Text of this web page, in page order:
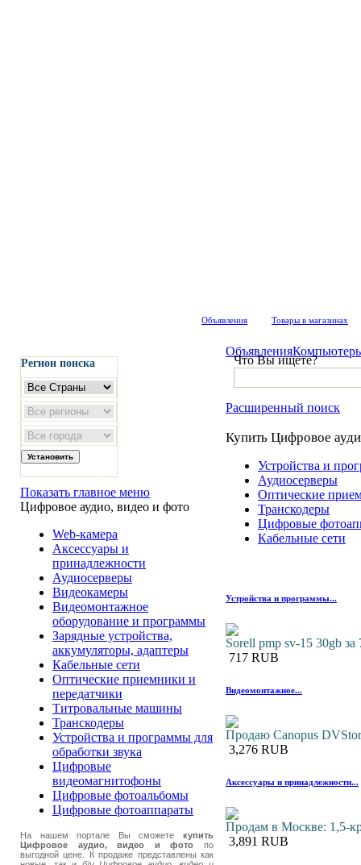
Объявления Товары в магазинах
Регион поиска
Показать главное меню
Цифровое аудио, видео и фото
Web-камера
Аксессуары и
принадлежности
Аудиосерверы
Видеокамеры
Видеомонтажное
оборудование и программы
Зарядные устройства,
аккумуляторы, адаптеры
Кабельные сети
Оптические приемники и
передатчики
Титровальные машины
Транскодеры
Устройства и программы для
обработки звука
Цифровые
видеомагнитофоны
Цифровые фотоальбомы
Цифровые фотоаппараты
На нашем портале Вы сможете купить
Цифровое аудио, видео и фото по
выгодной цене. К продаже представлены как
Объявления
Что Вы ищете?
Расширенный поиск
Купить Цифровое
Устройства и
Аудиосерверы
Оптические
Транскодеры
Цифровые
Кабельные сети
Устройства и программы...
Sorell pmp sv-15 30gb за
717 RUB
Видеомонтажное...
Продаю Canopus
3,276 RUB
Аксессуары и принадлежности...
Продам в Москве: 1,5-
3,891 RUB